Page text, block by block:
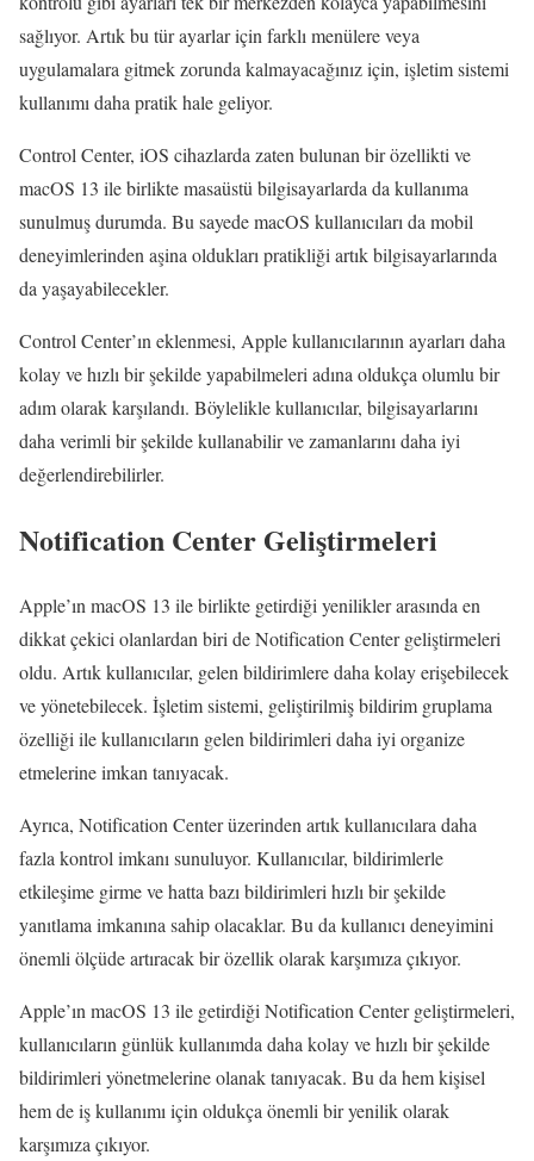
sağlıyor. Artık bu tür ayarlar için farklı menülere veya
uygulamalara gitmek zorunda kalmayacağınız için, işletim sistemi
kullanımı daha pratik hale geliyor.
Control Center, iOS cihazlarda zaten bulunan bir özellikti ve
macOS 13 ile birlikte masaüstü bilgisayarlarda da kullanıma
sunulmuş durumda. Bu sayede macOS kullanıcıları da mobil
deneyimlerinden aşina oldukları pratikliği artık bilgisayarlarında
da yaşayabilecekler.
Control Center’ın eklenmesi, Apple kullanıcılarının ayarları daha
kolay ve hızlı bir şekilde yapabilmeleri adına oldukça olumlu bir
adım olarak karşılandı. Böylelikle kullanıcılar, bilgisayarlarını
daha verimli bir şekilde kullanabilir ve zamanlarını daha iyi
değerlendirebilirler.
Notification Center Geliştirmeleri
Apple’ın macOS 13 ile birlikte getirdiği yenilikler arasında en
dikkat çekici olanlardan biri de Notification Center geliştirmeleri
oldu. Artık kullanıcılar, gelen bildirimlere daha kolay erişebilecek
ve yönetebilecek. İşletim sistemi, geliştirilmiş bildirim gruplama
özelliği ile kullanıcıların gelen bildirimleri daha iyi organize
etmelerine imkan tanıyacak.
Ayrıca, Notification Center üzerinden artık kullanıcılara daha
fazla kontrol imkanı sunuluyor. Kullanıcılar, bildirimlerle
etkileşime girme ve hatta bazı bildirimleri hızlı bir şekilde
yanıtlama imkanına sahip olacaklar. Bu da kullanıcı deneyimini
önemli ölçüde artıracak bir özellik olarak karşımıza çıkıyor.
Apple’ın macOS 13 ile getirdiği Notification Center geliştirmeleri,
kullanıcıların günlük kullanımda daha kolay ve hızlı bir şekilde
bildirimleri yönetmelerine olanak tanıyacak. Bu da hem kişisel
hem de iş kullanımı için oldukça önemli bir yenilik olarak
karşımıza çıkıyor.